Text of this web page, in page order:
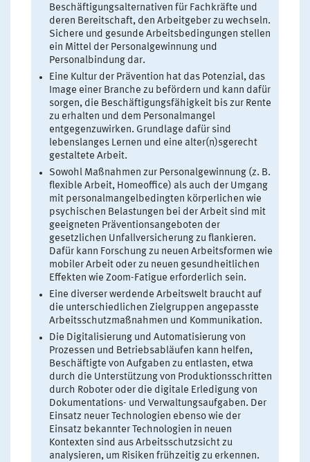
Beschäftigungsalternativen für Fachkräfte und
deren Bereitschaft, den Arbeitgeber zu wechseln.
Sichere und gesunde Arbeitsbedingungen stellen
ein Mittel der Personalgewinnung und
Personalbindung dar.
Eine Kultur der Prävention hat das Potenzial, das
Image einer Branche zu befördern und kann dafür
sorgen, die Beschäftigungsfähigkeit bis zur Rente
zu erhalten und dem Personalmangel
entgegenzuwirken. Grundlage dafür sind
lebenslanges Lernen und eine alter(n)sgerecht
gestaltete Arbeit.
Sowohl Maßnahmen zur Personalgewinnung (z. B.
flexible Arbeit, Homeoffice) als auch der Umgang
mit personalmangelbedingten körperlichen wie
psychischen Belastungen bei der Arbeit sind mit
geeigneten Präventionsangeboten der
gesetzlichen Unfallversicherung zu flankieren.
Dafür kann Forschung zu neuen Arbeitsformen wie
mobiler Arbeit oder zu neuen gesundheitlichen
Effekten wie Zoom-Fatigue erforderlich sein.
Eine diverser werdende Arbeitswelt braucht auf
die unterschiedlichen Zielgruppen angepasste
Arbeitsschutzmaßnahmen und Kommunikation.
Die Digitalisierung und Automatisierung von
Prozessen und Betriebsabläufen kann helfen,
Beschäftigte von Aufgaben zu entlasten, etwa
durch die Unterstützung von Produktionsschritten
durch Roboter oder die digitale Erledigung von
Dokumentations- und Verwaltungsaufgaben. Der
Einsatz neuer Technologien ebenso wie der
Einsatz bekannter Technologien in neuen
Kontexten sind aus Arbeitsschutzsicht zu
analysieren, um Risiken frühzeitig zu erkennen.